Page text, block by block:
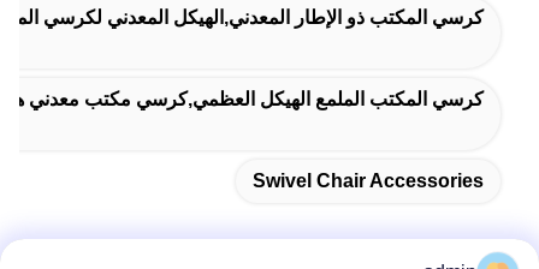
كرسي المكتب ذو الإطار المعدني,الهيكل المعدني لكرسي
كرسي المكتب الملمع الهيكل العظمي,كرسي مكتب معدني
Swivel Chair Accessories